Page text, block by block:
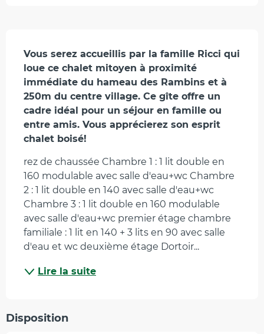
Description
Vous serez accueillis par la famille Ricci qui
loue ce chalet mitoyen à proximité
immédiate du hameau des Rambins et à
250m du centre village. Ce gîte offre un
cadre idéal pour un séjour en famille ou
entre amis. Vous apprécierez son esprit
chalet boisé!
rez de chaussée Chambre 1 : 1 lit double en
160 modulable avec salle d'eau+wc Chambre
2 : 1 lit double en 140 avec salle d'eau+wc
Chambre 3 : 1 lit double en 160 modulable
avec salle d'eau+wc premier étage chambre
familiale : 1 lit en 140 + 3 lits en 90 avec salle
d'eau et wc deuxième étage Dortoir...
Lire la suite
Disposition